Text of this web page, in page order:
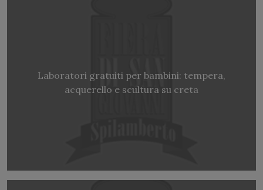
Laboratori gratuiti per bambini: tempera,
acquerello e scultura su creta